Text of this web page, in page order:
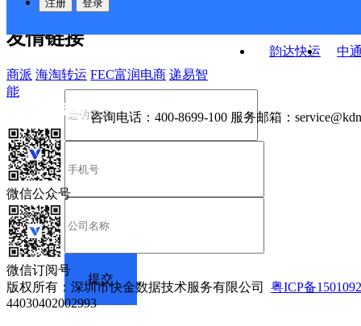
注册 登录
韵达快运
中
友情链接
商派 海淘转运 FEC富润电商 递易智
能
咨询电话： 400-8699-100 服务邮箱：
微信公众号
微信订阅号
版权所有：深圳市快金数据技术服务有限公司 粤ICP备
44030402002993